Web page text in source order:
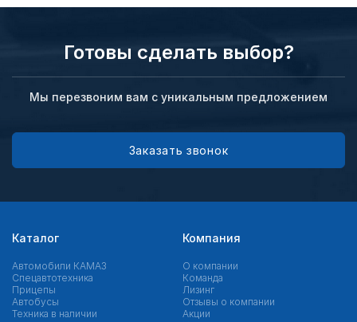
Готовы сделать выбор?
Мы перезвоним вам с уникальным предложением
Заказать звонок
Каталог
Автомобили КАМАЗ
Спецавтотехника
Прицепы
Автобусы
Техника в наличии
Компания
О компании
Команда
Лизинг
Отзывы о компании
Акции